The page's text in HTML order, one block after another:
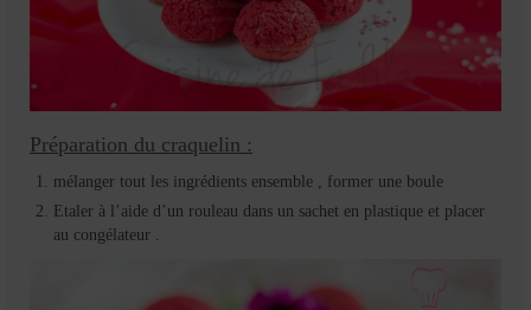
Préparation du craquelin :
mélanger tout les ingrédients ensemble , former une boule
Etaler à l’aide d’un rouleau dans un sachet en plastique et placer
au congélateur .